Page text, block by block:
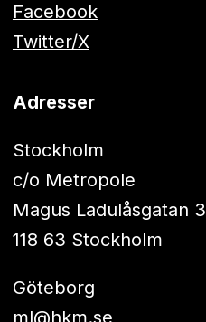
Facebook
Twitter/X
Adresser
Stockholm
c/o Metropole
Magus Ladulåsgatan 3
118 63 Stockholm
Göteborg
ml@hkm.se